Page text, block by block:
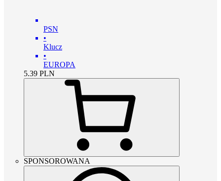
PSN
•
Klucz
•
EUROPA
5.39 PLN
SPONSOROWANA